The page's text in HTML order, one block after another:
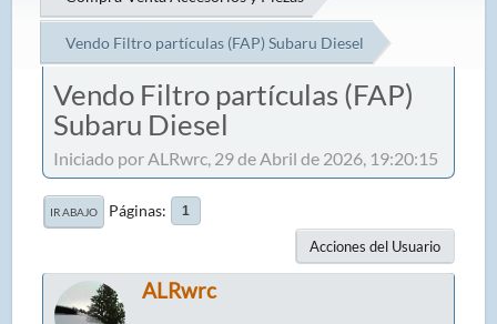
Vendo Filtro partículas (FAP) Subaru Diesel
Vendo Filtro partículas (FAP)
Subaru Diesel
Iniciado por ALRwrc, 29 de Abril de 2026, 19:20:15
IR ABAJO Páginas 1
Acciones del Usuario
ALRwrc